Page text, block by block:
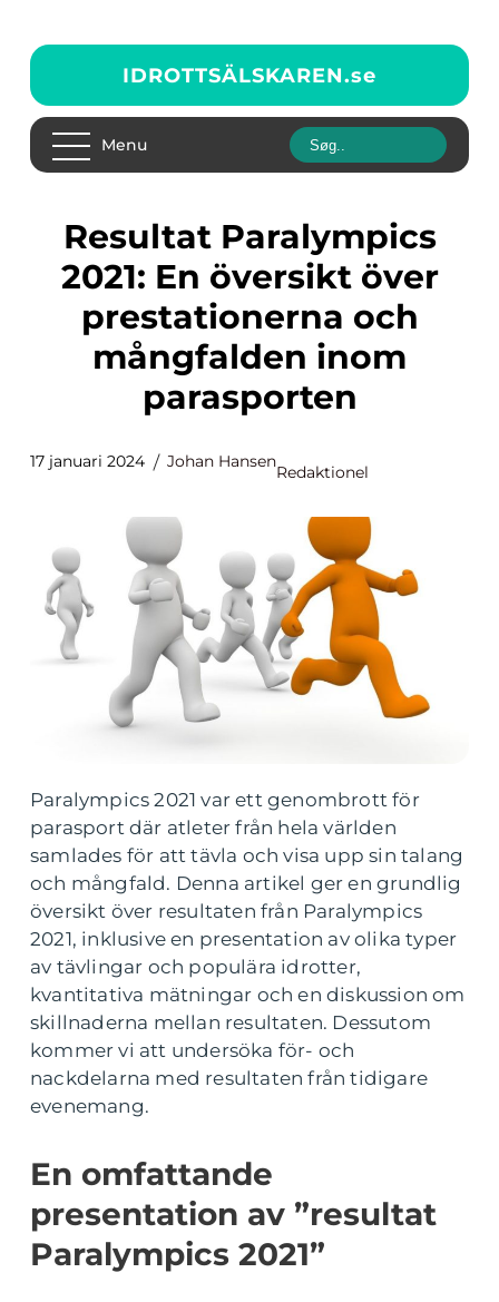
IDROTTSÄLSKAREN.se
Menu
Resultat Paralympics
2021: En översikt över
prestationerna och
mångfalden inom
parasporten
17 januari 2024 Johan Hansen
Redaktionel
Paralympics 2021 var ett genombrott för
parasport där atleter från hela världen
samlades för att tävla och visa upp sin talang
och mångfald. Denna artikel ger en grundlig
översikt över resultaten från Paralympics
2021, inklusive en presentation av olika typer
av tävlingar och populära idrotter,
kvantitativa mätningar och en diskussion om
skillnaderna mellan resultaten. Dessutom
kommer vi att undersöka för- och
nackdelarna med resultaten från tidigare
evenemang.
En omfattande
presentation av ”resultat
Paralympics 2021”